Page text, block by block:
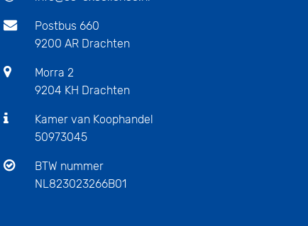
Postbus 660
9200 AR Drachten
Morra 2
9204 KH Drachten
Kamer van Koophandel
50973045
BTW nummer
NL823023266B01